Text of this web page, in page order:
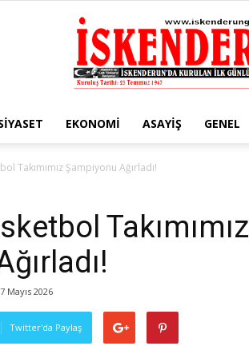
EKONOMI ASAYIŞ GENEL
Takımımız Şampiyonu Ağırladı!
Takımımız
Mayıs 2026
Twitter'da Paylaş